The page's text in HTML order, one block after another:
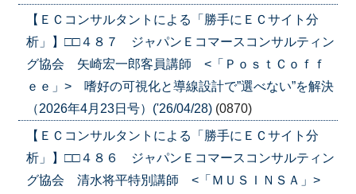
【ＥＣコンサルタントによる「勝手にＥＣサイト分
析」】□□４８７ ジャパンＥコマースコンサルティン
グ協会 矢崎宏一郎客員講師 <「ＰｏｓｔＣｏｆｆ
ｅｅ」> 嗜好の可視化と導線設計で”選べない”を解決
（2026年4月23日号）('26/04/28) (0870)
【ＥＣコンサルタントによる「勝手にＥＣサイト分
析」】□□４８６ ジャパンＥコマースコンサルティン
グ協会 清水将平特別講師 <「ＭＵＳＩＮＳＡ」>